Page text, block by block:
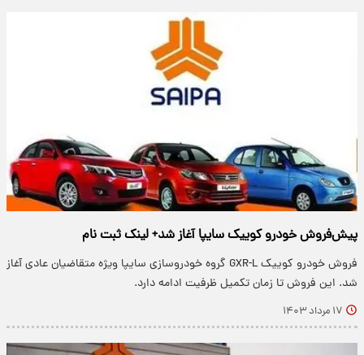
پیش‌فروش خودرو کوییک سایپا آغاز شد+ لینک ثبت نام
فروش خودرو کوییک GXR-L گروه خودروسازی سایپا ویژه متقاضیان عادی آغاز
شد. این فروش تا زمان تکمیل ظرفیت ادامه دارد.
۱۷ مرداد ۱۴۰۳